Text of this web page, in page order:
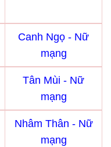
Canh Ngọ - Nữ
mạng
Tân Mùi - Nữ
mạng
Nhâm Thân - Nữ
mạng